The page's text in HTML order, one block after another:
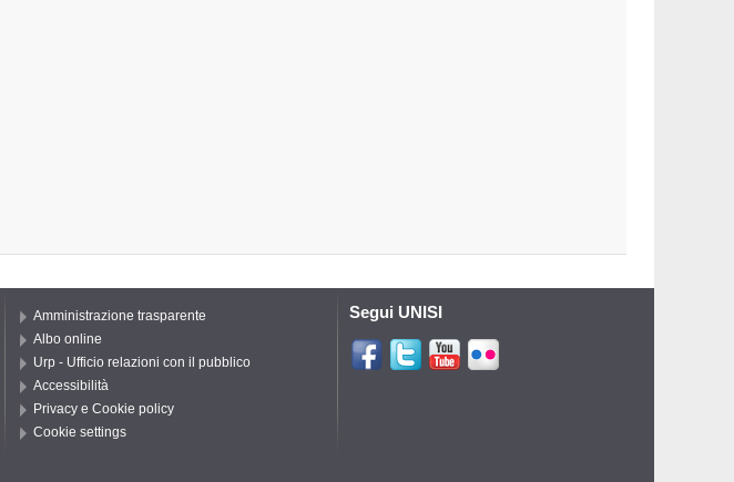
Amministrazione trasparente
Albo online
Urp - Ufficio relazioni con il pubblico
Accessibilità
Privacy e Cookie policy
Cookie settings
Segui UNISI